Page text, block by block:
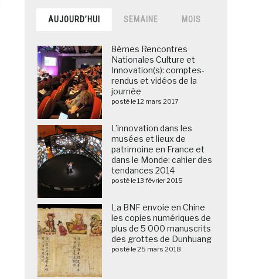
AUJOURD’HUI SEMAINE MOIS
8èmes Rencontres
Nationales Culture et
Innovation(s): comptes-
rendus et vidéos de la
journée
posté le 12 mars 2017
L’innovation dans les
musées et lieux de
patrimoine en France et
dans le Monde: cahier des
tendances 2014
posté le 13 février 2015
La BNF envoie en Chine
les copies numériques de
plus de 5 000 manuscrits
des grottes de Dunhuang
posté le 25 mars 2018